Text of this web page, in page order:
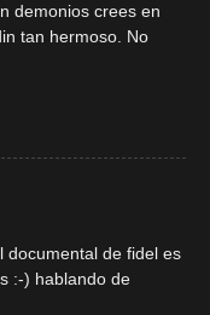
demonios crees en
tan hermoso. No
documental de fidel es
:-) hablando de